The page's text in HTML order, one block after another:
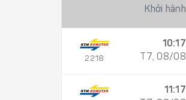
Khởi hành
2218
10:17
T7, 08/08
11:17